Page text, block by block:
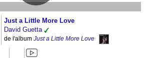
Just a Little More Love
David Guetta
de l'album Just a Little More Love